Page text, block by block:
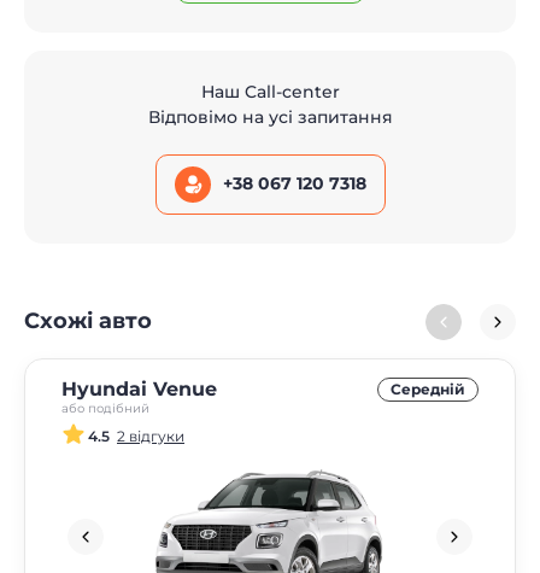
Наш Call-center
Відповімо на усі запитання
+38 067 120 7318
Схожі авто
Hyundai Venue
або подібний
Середнiй
4.5 2 відгуки